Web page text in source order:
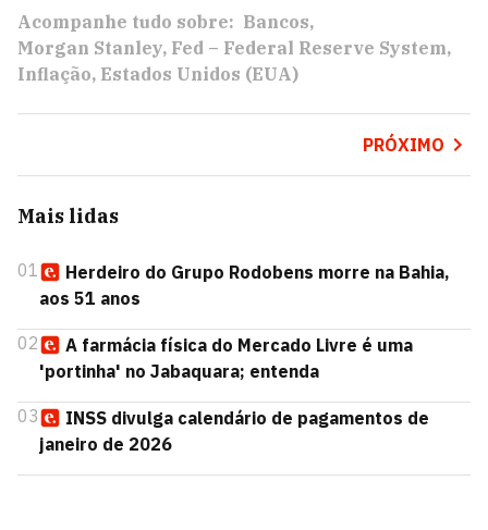
Acompanhe tudo sobre: Bancos
Morgan Stanley Fed – Federal Reserve System
Inflação Estados Unidos (EUA)
PRÓXIMO
Mais lidas
01
Herdeiro do Grupo Rodobens morre na Bahia,
aos 51 anos
02
A farmácia física do Mercado Livre é uma
'portinha' no Jabaquara; entenda
03
INSS divulga calendário de pagamentos de
janeiro de 2026